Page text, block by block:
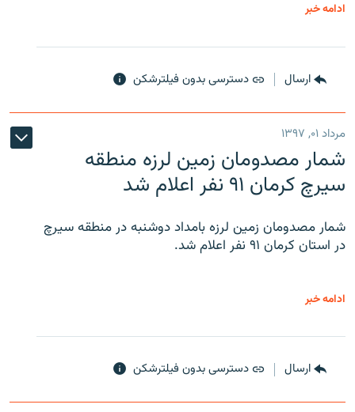
ادامه خبر
ارسال دسترسی بدون فیلترشکن
مرداد ۰۱, ۱۳۹۷
شمار مصدومان زمین لرزه منطقه
سیرچ کرمان ۹۱ نفر اعلام شد
شمار مصدومان زمین لرزه بامداد دوشنبه در منطقه سیرچ
در استان کرمان ۹۱ نفر اعلام شد.
ادامه خبر
ارسال دسترسی بدون فیلترشکن